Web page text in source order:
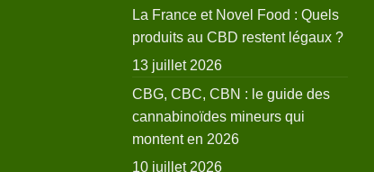
La France et Novel Food : Quels
produits au CBD restent légaux ?
13 juillet 2026
CBG, CBC, CBN : le guide des
cannabinoïdes mineurs qui
montent en 2026
10 juillet 2026